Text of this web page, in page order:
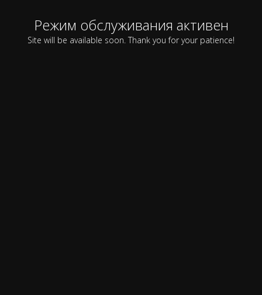
Режим обслуживания активен
Site will be available soon. Thank you for your patience!